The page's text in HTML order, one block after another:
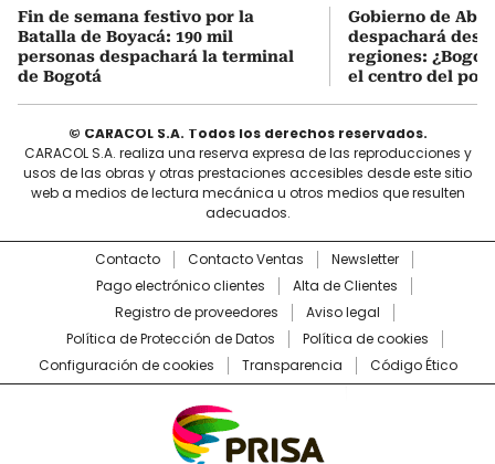
Fin de semana festivo por la
Batalla de Boyacá: 190 mil
personas despachará la terminal
de Bogotá
Gobierno de
despachará
regiones:
el centro del
© CARACOL S.A. Todos los derechos reservados.
CARACOL S.A. realiza una reserva expresa de las reproducciones y
usos de las obras y otras prestaciones accesibles desde este sitio
web a medios de lectura mecánica u otros medios que resulten
adecuados.
Contacto Contacto Ventas
Newsletter
Pago electrónico clientes
Alta de Clientes
Registro de proveedores
Aviso legal
Política de Protección de Datos
Política de cookies
Configuración de cookies
Transparencia Código Ético